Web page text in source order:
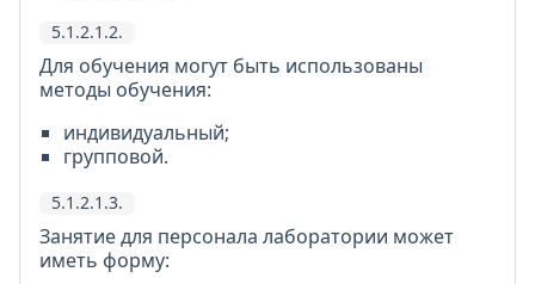
5.1.2.1.2.
Для обучения могут быть использованы
методы обучения:
индивидуальный;
групповой.
5.1.2.1.3.
Занятие для персонала лаборатории может
иметь форму: